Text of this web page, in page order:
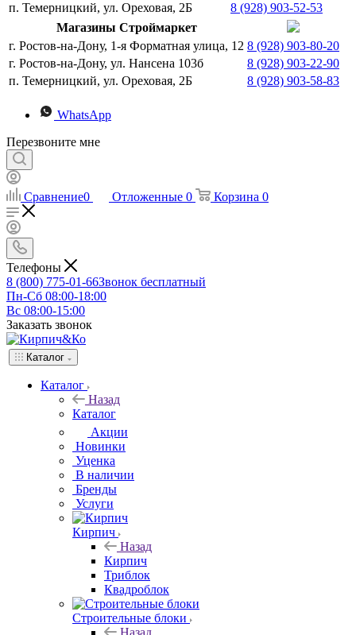
п. Темерницкий, ул. Ореховая, 2Б
8 (928) 903-52-53
Магазины Строймаркет
г. Ростов-на-Дону, 1-я Форматная улица, 12 8 (928) 903-80-20
г. Ростов-на-Дону, ул. Нансена 103б
8 (928) 903-22-90
п. Темерницкий, ул. Ореховая, 2Б
8 (928) 903-58-83
WhatsApp
Перезвоните мне
Сравнение0 Отложенные 0 Корзина 0
Телефоны
8 (800) 775-01-66Звонок бесплатный
Пн-Сб 08:00-18:00
Вс 08:00-15:00
Заказать звонок
Каталог
Каталог
Назад
Каталог
Акции
Новинки
Уценка
В наличии
Бренды
Услуги
Кирпич
Назад
Кирпич
Триблок
Квадроблок
Строительные блоки
Назад